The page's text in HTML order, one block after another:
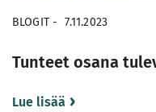
BLOGIT- 7.11.2023
Tunteet osana
Lue lisää